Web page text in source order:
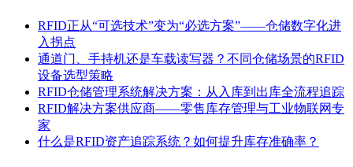
RFID正从“可选技术”变为“必选方案”——仓储数字化进
入拐点
通道门、手持机还是车载读写器？不同仓储场景的RFID
设备选型策略
RFID仓储管理系统解决方案：从入库到出库全流程追踪
RFID解决方案供应商——零售库存管理与工业物联网专
家
什么是RFID资产追踪系统？如何提升库存准确率？